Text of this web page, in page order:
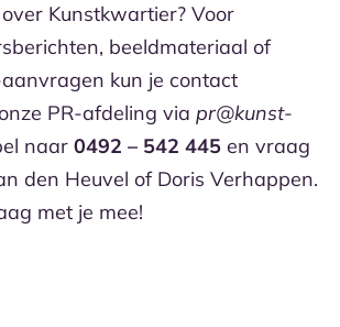
Kunstkwartier? Voor
beeldmateriaal of
kun je contact
PR-afdeling via pr@kunst-
naar 0492 – 542 445 en vraag
den Heuvel of Doris Verhappen.
met je mee!